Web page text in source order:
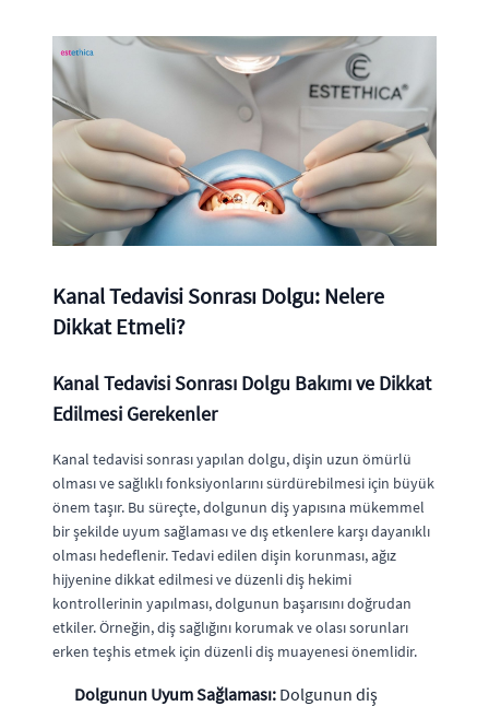
Kanal Tedavisi Sonrası Dolgu: Nelere
Dikkat Etmeli?
Kanal Tedavisi Sonrası Dolgu Bakımı ve Dikkat
Edilmesi Gerekenler
Kanal tedavisi sonrası yapılan dolgu, dişin uzun ömürlü
olması ve sağlıklı fonksiyonlarını sürdürebilmesi için büyük
önem taşır. Bu süreçte, dolgunun diş yapısına mükemmel
bir şekilde uyum sağlaması ve dış etkenlere karşı dayanıklı
olması hedeflenir. Tedavi edilen dişin korunması, ağız
hijyenine dikkat edilmesi ve düzenli diş hekimi
kontrollerinin yapılması, dolgunun başarısını doğrudan
etkiler. Örneğin, diş sağlığını korumak ve olası sorunları
erken teşhis etmek için düzenli diş muayenesi önemlidir.
Dolgunun Uyum Sağlaması: Dolgunun diş